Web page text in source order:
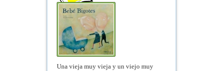
Una vieja muy vieja y un viejo muy